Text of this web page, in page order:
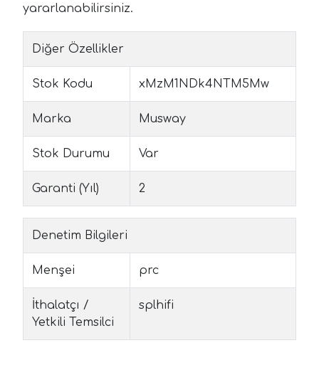
yararlanabilirsiniz.
Diğer Özellikler
Stok Kodu xMzM1NDk4NTM5Mw
Marka Musway
Stok Durumu Var
Garanti (Yıl) 2
Denetim Bilgileri
Menşei prc
İthalatçı /
Yetkili Temsilci
splhifi